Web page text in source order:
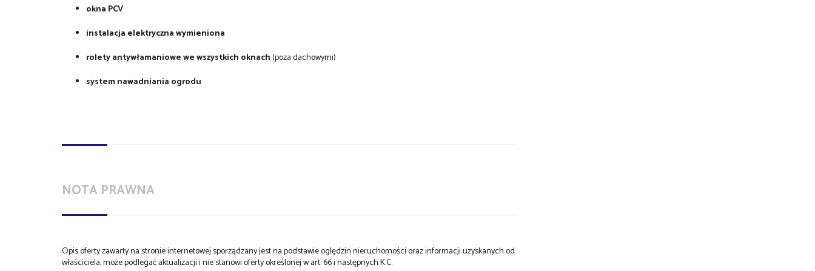
okna PCV
instalacja elektryczna wymieniona
rolety antywłamaniowe we wszystkich oknach(poza dachowymi)
system nawadniania ogrodu
NOTA PRAWNA
Opis oferty zawarty na stronie internetowej sporządzany jest na podstawie oględzin nieruchomości oraz informacji uzyskanych od
właściciela, może podlegać aktualizacji i nie stanowi oferty określonej w art. 66 i następnych K.C.